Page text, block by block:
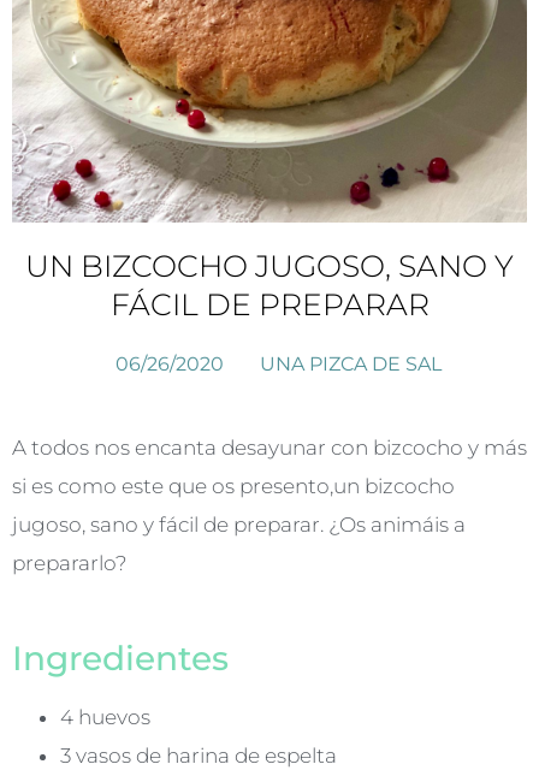
UN BIZCOCHO JUGOSO, SANO Y
FÁCIL DE PREPARAR
06/26/2020 UNA PIZCA DE SAL
A todos nos encanta desayunar con bizcocho y más
si es como este que os presento,un bizcocho
jugoso, sano y fácil de preparar. ¿Os animáis a
prepararlo?
Ingredientes
4 huevos
3 vasos de harina de espelta